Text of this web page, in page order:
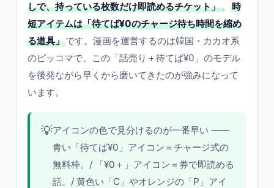
しで、持っている枚数だけ即読めるチケット」。
時
短アイテムは「待てば¥0のチャージ待ち時間を縮め
る道具」です。漫画を運営するのは韓国・カカオ系
のピッコマで、この「話売り＋待てば¥0」のモデル
を後発ながら早くから磨いてきたのが強みになって
います。
💡アイコンの色で見分けるのが一番早い ——
青い「待てば¥0」アイコン＝チャージ式の
無料枠。/ 「¥0＋」アイコン＝券で即読める
話。/ 黄色い「C」やオレンジの「P」アイ